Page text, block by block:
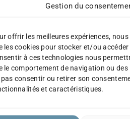
Gestion du
offrir les meilleures expériences,
les cookies pour stocker et/ou
à ces technologies nous
le comportement de navigation ou
pas consentir ou retirer son
et caractéristiques.
un fichier OFX, utilisez la